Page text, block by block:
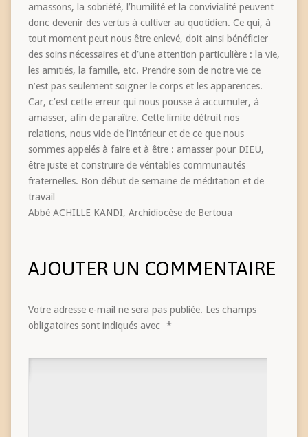
amassons, la sobriété, l’humilité et la convivialité peuvent
donc devenir des vertus à cultiver au quotidien. Ce qui, à
tout moment peut nous être enlevé, doit ainsi bénéficier
des soins nécessaires et d’une attention particulière : la vie,
les amitiés, la famille, etc. Prendre soin de notre vie ce
n’est pas seulement soigner le corps et les apparences.
Car, c’est cette erreur qui nous pousse à accumuler, à
amasser, afin de paraître. Cette limite détruit nos
relations, nous vide de l’intérieur et de ce que nous
sommes appelés à faire et à être : amasser pour DIEU,
être juste et construire de véritables communautés
fraternelles. Bon début de semaine de méditation et de
travail
Abbé ACHILLE KANDI, Archidiocèse de Bertoua
AJOUTER UN COMMENTAIRE
Votre adresse e-mail ne sera pas publiée. Les champs
obligatoires sont indiqués avec *